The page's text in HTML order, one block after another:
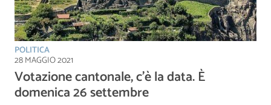
POLITICA
28 MAGGIO 2021
Votazione cantonale, c’è la data. È
domenica 26 settembre